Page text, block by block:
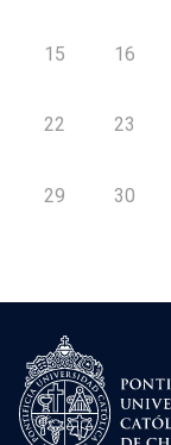
15 16
22 23
29 30